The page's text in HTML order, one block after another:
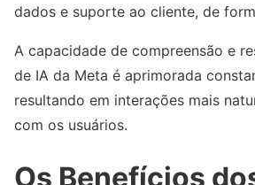
dados e suporte ao cliente, de
A capacidade de compreensão e
de IA da Meta é aprimorada
resultando em interações mais
com os usuários.
Os Benefícios